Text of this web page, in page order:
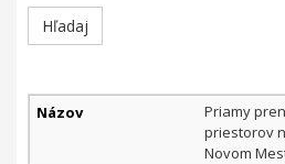
Archív
Priamy
priestorov
Novom